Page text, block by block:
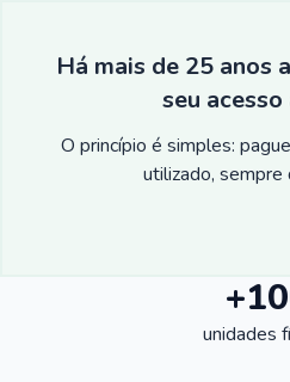
Há mais de 25 anos
seu acesso
O princípio é simples:
utilizado, sempre
unidades